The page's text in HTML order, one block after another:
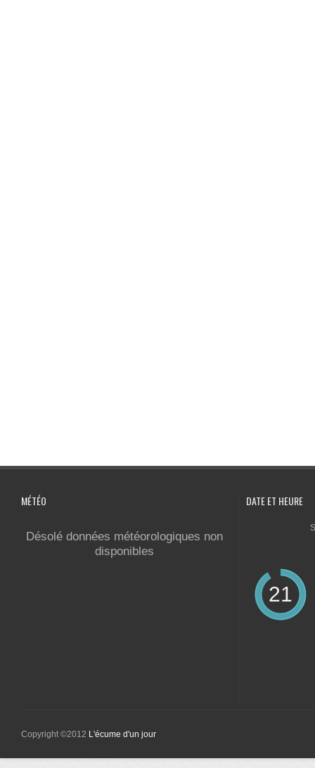
MÉTÉO
Désolé données météorologiques non
disponibles
DATE ET HEURE
21
Copyright ©2012 L'écume d'un jour